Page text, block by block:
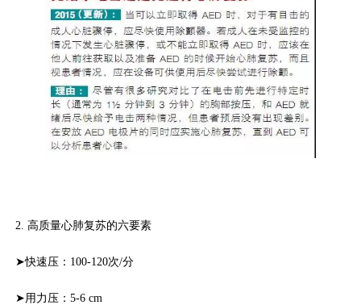
2. 高质量心肺复苏的六要素
➤快速压：100-120次/分
➤用力压：5-6 cm